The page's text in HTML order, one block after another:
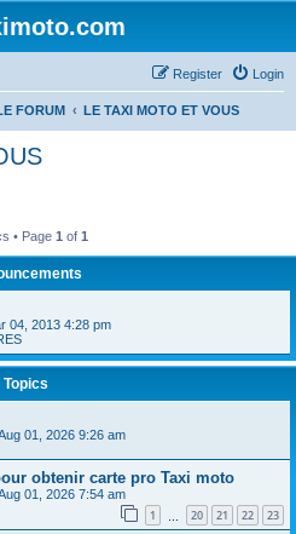
Login
Register
FORUM LE TAXI MOTO ET VOUS
• Page 1 of 1
04, 2013 4:28 pm
Topics
01, 2026 9:26 am
obtenir carte pro Taxi moto
01, 2026 7:54 am
1 20 21 22 23